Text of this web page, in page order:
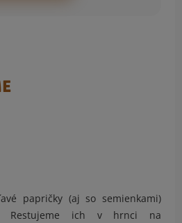
papričky (aj so semienkami)
Restujeme ich v hrnci na